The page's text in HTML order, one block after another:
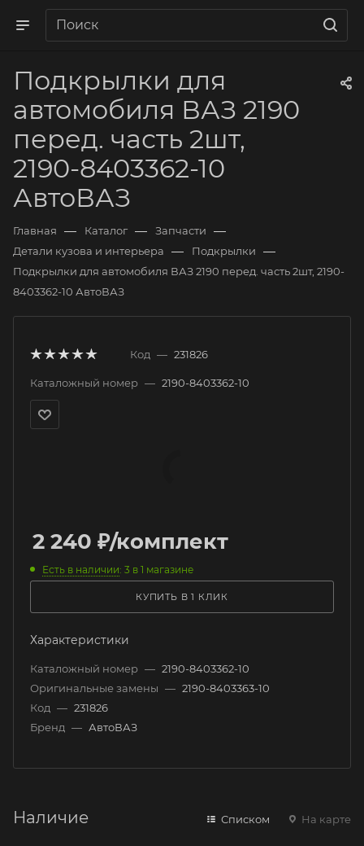
Подкрылки для
автомобиля ВАЗ 2190
перед. часть 2шт,
2190-8403362-10
АвтоВАЗ
Главная — Каталог — Запчасти —
Детали кузова и интерьера — Подкрылки —
Подкрылки для автомобиля ВАЗ 2190 перед. часть 2шт, 2190-
8403362-10 АвтоВАЗ
Код — 231826
Каталожный номер — 2190-8403362-10
2 240 ₽/комплект
Есть в наличии: 3 в 1 магазине
КУПИТЬ В 1 КЛИК
Характеристики
Каталожный номер — 2190-8403362-10
Оригинальные замены — 2190-8403363-10
Код — 231826
Бренд — АвтоВАЗ
Наличие Списком На карте